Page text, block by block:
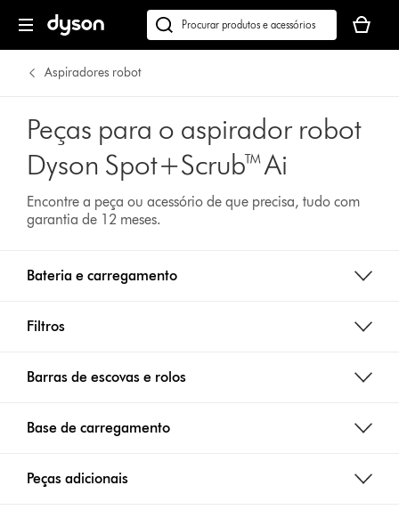
Pesquisar
em
seu
cesto
vazio
Aspiradores robot
Peças para o aspirador robot
Dyson Spot+Scrub™ Ai
Encontre a peça ou acessório de que precisa, tudo com
garantia de 12 meses.
Bateria e carregamento
Filtros
Barras de escovas e rolos
Base de carregamento
Peças adicionais